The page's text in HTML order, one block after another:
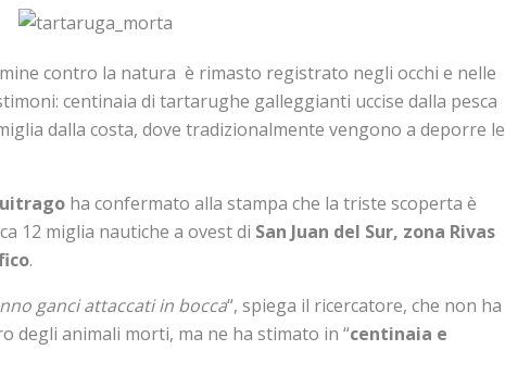
contro la natura è rimasto registrato negli occhi e nelle
centinaia di tartarughe galleggianti uccise dalla pesca
dalla costa, dove tradizionalmente vengono a deporre le
ha confermato alla stampa che la triste scoperta è
12 miglia nautiche a ovest di San Juan del Sur, zona Rivas
.
ganci attaccati in bocca“, spiega il ricercatore, che non ha
degli animali morti, ma ne ha stimato in “centinaia e